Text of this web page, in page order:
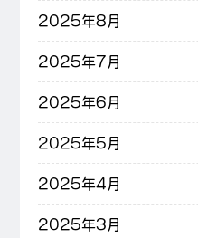
2025年8月
2025年7月
2025年6月
2025年5月
2025年4月
2025年3月